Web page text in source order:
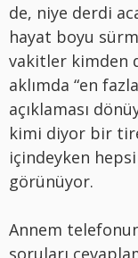
de, niye derdi
hayat boyu
vakitler kimden
aklımda “en
açıklaması
kimi diyor bir
içindeyken
görünüyor.
Annem
soruları